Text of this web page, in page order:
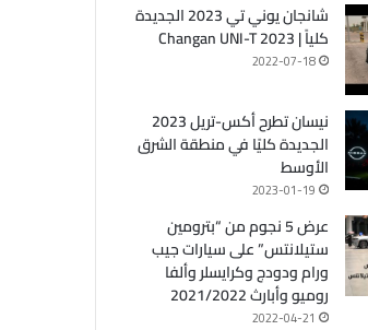
شانجان يوني تي 2023 الجديدة
كلياً | Changan UNI-T 2023
2022-07-18
نيسان تطرح أكس-تريل 2023
الجديدة كليًا في منطقة الشرق
الأوسط
2023-01-19
عرض 5 نجوم من “بترومين
ستيلانتس” على سيارات جيب
ورام ودودج وكرايسلر وألفا
روميو وأبارث 2021/2022
2022-04-21